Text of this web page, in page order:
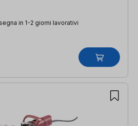
in 1-2 giorni lavorativi